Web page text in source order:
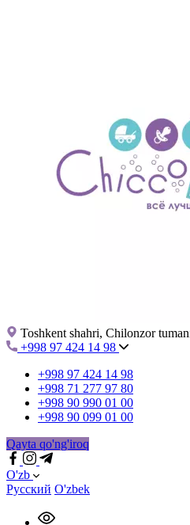
Toshkent shahri, Chilonzor
+998 97 424 14 98
+998 97 424 14 98
+998 71 277 97 80
+998 90 990 01 00
+998 90 099 01 00
Qayta qo'ng'iroq
O'zb
Русский O'zbek